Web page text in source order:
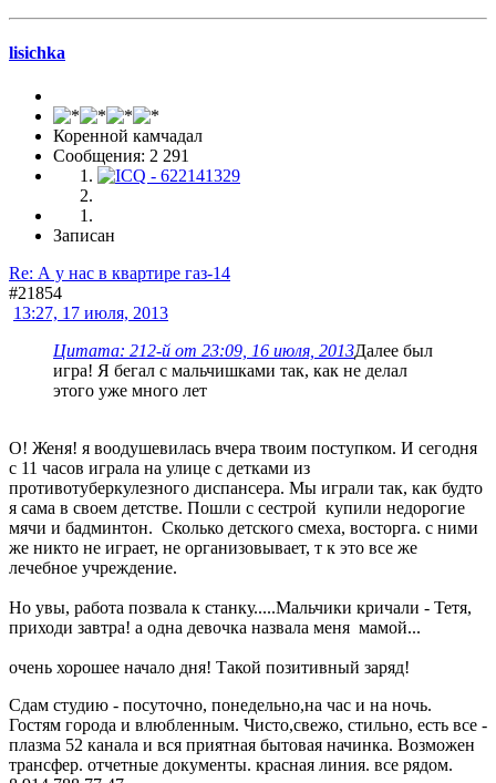
lisichka
Коренной камчадал
Сообщения: 2 291
Записан
Re: А у нас в квартире газ-14
#21854
13:27, 17 июля, 2013
Цитата: 212-й от 23:09, 16 июля, 2013Далее был
игра! Я бегал с мальчишками так, как не делал
этого уже много лет
О! Женя! я воодушевилась вчера твоим поступком. И сегодня
с 11 часов играла на улице с детками из
противотуберкулезного диспансера. Мы играли так, как будто
я сама в своем детстве. Пошли с сестрой купили недорогие
мячи и бадминтон. Сколько детского смеха, восторга. с ними
же никто не играет, не организовывает, т к это все же
лечебное учреждение.
Но увы, работа позвала к станку.....Мальчики кричали - Тетя,
приходи завтра! а одна девочка назвала меня мамой...
очень хорошее начало дня! Такой позитивный заряд!
Сдам студию - посуточно, понедельно,на час и на ночь.
Гостям города и влюбленным. Чисто,свежо, стильно, есть все -
плазма 52 канала и вся приятная бытовая начинка. Возможен
трансфер. отчетные документы. красная линия. все рядом.